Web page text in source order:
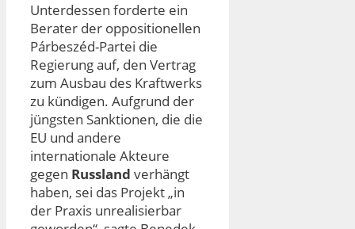
Unterdessen forderte ein
Berater der oppositionellen
Párbeszéd-Partei die
Regierung auf, den Vertrag
zum Ausbau des Kraftwerks
zu kündigen. Aufgrund der
jüngsten Sanktionen, die die
EU und andere
internationale Akteure
gegen Russland verhängt
haben, sei das Projekt „in
der Praxis unrealisierbar